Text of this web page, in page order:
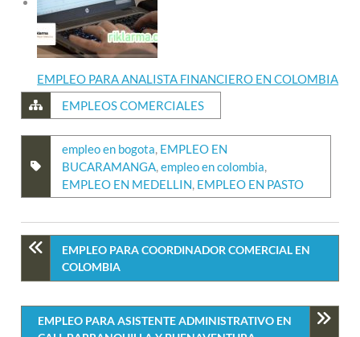
EMPLEO PARA ANALISTA FINANCIERO EN COLOMBIA
EMPLEOS COMERCIALES
empleo en bogota, EMPLEO EN
BUCARAMANGA,empleo en colombia,
EMPLEO EN MEDELLIN, EMPLEO EN PASTO
EMPLEO PARA COORDINADOR COMERCIAL EN
COLOMBIA
EMPLEO PARA ASISTENTE ADMINISTRATIVO EN